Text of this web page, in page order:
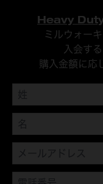
Heavy Duty
ミルウォー
入会す
購入金額に応